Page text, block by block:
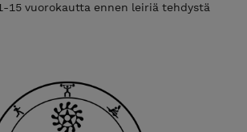
15 vuorokautta ennen leiriä tehdystä